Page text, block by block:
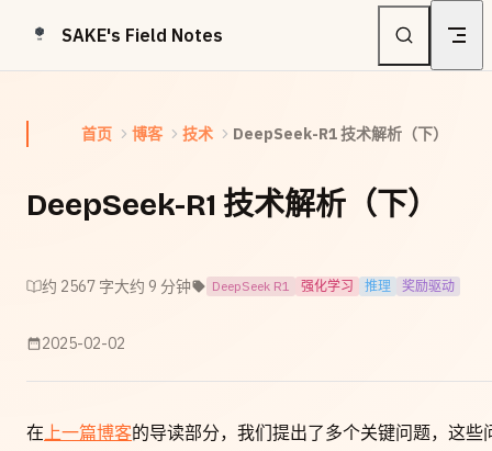
Skip to content
SAKE's Field Notes
首页 博客 技术 DeepSeek-R1 技术解析（下）
DeepSeek-R1 技术解析（下）
约 2567 字大约 9 分钟 DeepSeek R1 强化学习 推理 奖励驱动
2025-02-02
在上一篇博客的导读部分，我们提出了多个关键问题，这些